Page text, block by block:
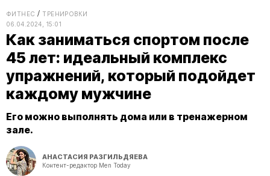
ФИТНЕС
ТРЕНИРОВКИ
06.04.2024, 15:01
Как заниматься спортом после
45 лет: идеальный комплекс
упражнений, который подойдет
каждому мужчине
Его можно выполнять дома или в тренажерном
зале.
АНАСТАСИЯ РАЗГИЛЬДЯЕВА
Контент-редактор Men Today